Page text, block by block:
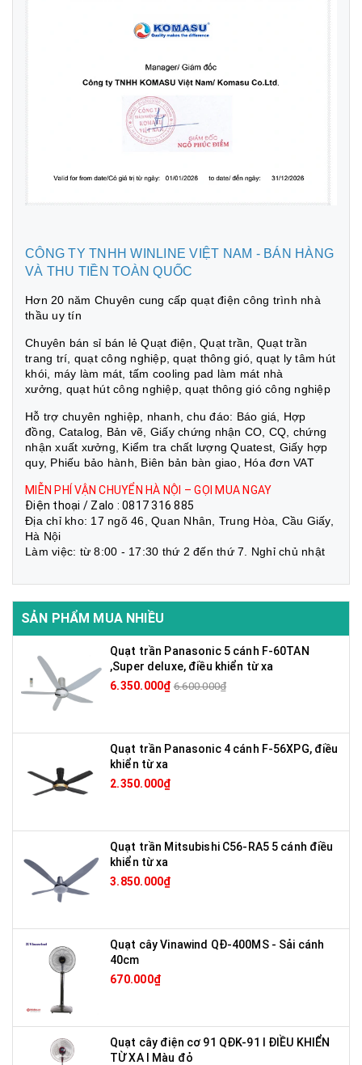
CÔNG TY TNHH WINLINE VIỆT NAM - BÁN HÀNG
VÀ THU TIỀN TOÀN QUỐC
Hơn 20 năm Chuyên cung cấp quạt điện công trình nhà
thầu uy tín
Chuyên bán sỉ bán lẻ Quạt điện, Quạt trần, Quạt trần
trang trí, quạt công nghiệp, quạt thông gió, quạt ly tâm hút
khói, máy làm mát, tấm cooling pad làm mát nhà
xưởng, quạt hút công nghiệp, quạt thông gió công nghiệp
Hỗ trợ chuyên nghiệp, nhanh, chu đáo: Báo giá, Hợp
đồng, Catalog, Bản vẽ, Giấy chứng nhận CO, CQ, chứng
nhận xuất xưởng, Kiểm tra chất lượng Quatest, Giấy hợp
quy, Phiếu bảo hành, Biên bản bàn giao, Hóa đơn VAT
MIỄN PHÍ VẬN CHUYỂN HÀ NỘI – GỌI MUA NGAY
Điện thoại / Zalo : 0817 316 885
Địa chỉ kho: 17 ngõ 46, Quan Nhân, Trung Hòa, Cầu Giấy,
Hà Nội
Làm việc: từ 8:00 - 17:30 thứ 2 đến thứ 7. Nghỉ chủ nhật
SẢN PHẨM MUA NHIỀU
Quạt trần Panasonic 5 cánh F-60TAN
,Super deluxe, điều khiển từ xa
6.350.000₫ 6.600.000₫
Quạt trần Panasonic 4 cánh F-56XPG, điều
khiển từ xa
2.350.000₫
Quạt trần Mitsubishi C56-RA5 5 cánh điều
khiển từ xa
3.850.000₫
Quạt cây Vinawind QĐ-400MS - Sải cánh
40cm
670.000₫
Quạt cây điện cơ 91 QĐK-91 I ĐIỀU KHIỂN
TỪ XA I Màu đỏ